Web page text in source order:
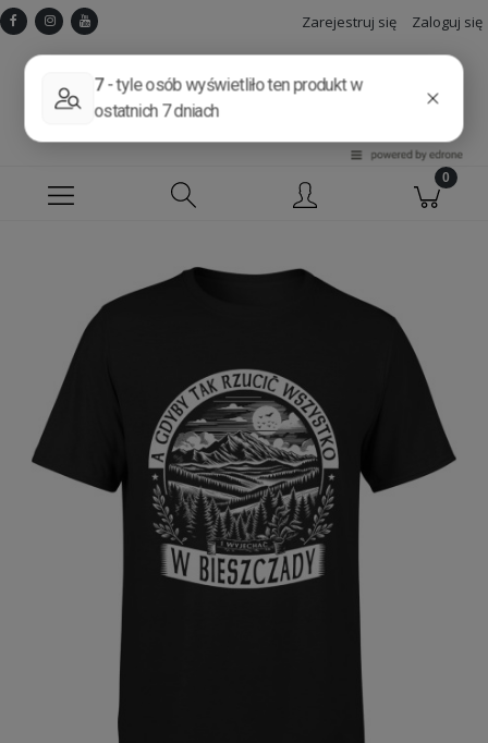
Zarejestruj się Zaloguj się